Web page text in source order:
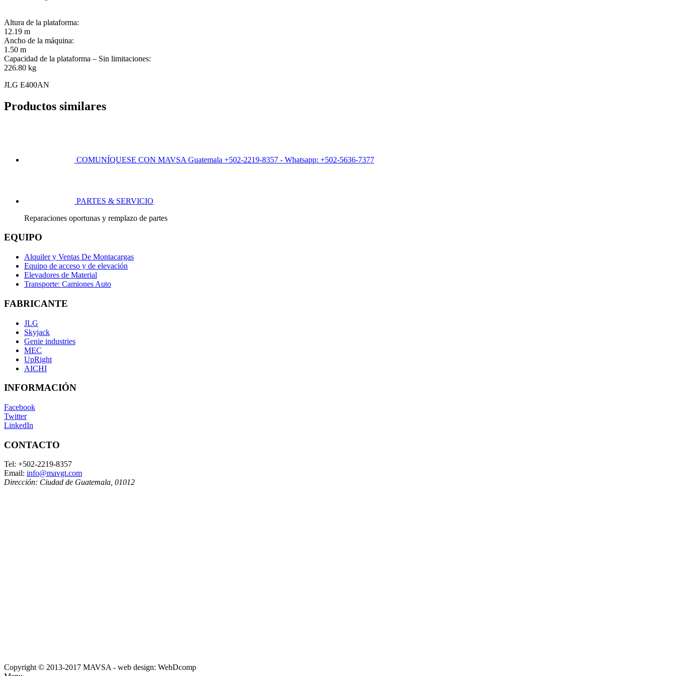
Altura de la plataforma:
12.19 m
Ancho de la máquina:
1.50 m
Capacidad de la plataforma – Sin limitaciones:
226.80 kg
JLG E400AN
Productos similares
COMUNÍQUESE CON MAVSA Guatemala +502-2219-8357 - Whatsapp: +502-5636-7377
PARTES & SERVICIO
Reparaciones oportunas y remplazo de partes
EQUIPO
Alquiler y Ventas De Montacargas
Equipo de acceso y de elevación
Elevadores de Material
Transporte: Camiones Auto
FABRICANTE
JLG
Skyjack
Genie industries
MEC
UpRight
AICHI
INFORMACIÓN
Facebook
Twitter
LinkedIn
CONTACTO
Tel: +502-2219-8357
Email: info@mavgt.com
Dirección: Ciudad de Guatemala 01012
Copyright © 2013-2017 MAVSA - web design: WebDcomp